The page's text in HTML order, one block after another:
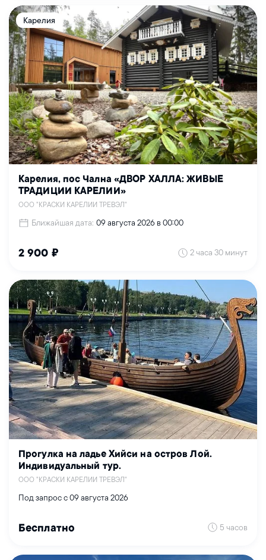
Карелия
Карелия, пос Чална «ДВОР ХАЛЛА: ЖИВЫЕ
ТРАДИЦИИ КАРЕЛИИ»
ООО "КРАСКИ КАРЕЛИИ ТРЕВЭЛ"
Ближайшая дата: 09 августа 2026 в 00:00
2 900 ₽ 2 часа 30 минут
Прогулка на ладье Хийси на остров Лой.
Индивидуальный тур.
ООО "КРАСКИ КАРЕЛИИ ТРЕВЭЛ"
Под запрос с 09 августа 2026
Бесплатно 5 часов